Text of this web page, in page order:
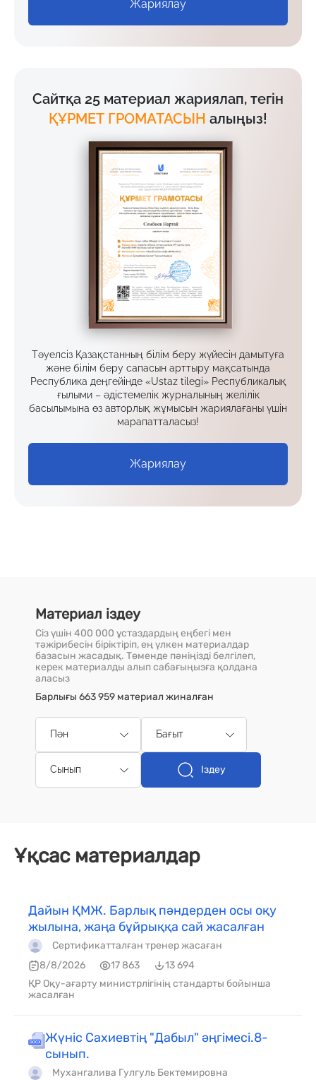
Жариялау
Сайтқа 25 материал жариялап, тегін
ҚҰРМЕТ ГРОМАТАСЫН алыңыз!
Тәуелсіз Қазақстанның білім беру жүйесін дамытуға
және білім беру сапасын арттыру мақсатында
Республика деңгейінде «Ustaz tilegi» Республикалық
ғылыми – әдістемелік журналының желілік
басылымына өз авторлық жұмысын жариялағаны үшін
марапатталасыз!
Жариялау
Материал іздеу
Сіз үшін 400 000 ұстаздардың еңбегі мен
тәжірибесін біріктіріп, ең үлкен материалдар
базасын жасадық. Төменде пәніңізді белгілеп,
керек материалды алып сабағыңызға қолдана
аласыз
Барлығы 663 959 материал жиналған
Пән Бағыт
Сынып Іздеу
Ұқсас материалдар
Дайын ҚМЖ. Барлық пәндерден осы оқу
жылына, жаңа бұйрыққа сай жасалған
Сертификатталған тренер жасаған
8/8/2026
17 863
13 694
ҚР Оқу-ағарту министрлігінің стандарты бойынша
жасалған
Жүніс Сахиевтің "Дабыл" әңгімесі.8-
сынып.
Мухангалива Гулгуль Бектемировна